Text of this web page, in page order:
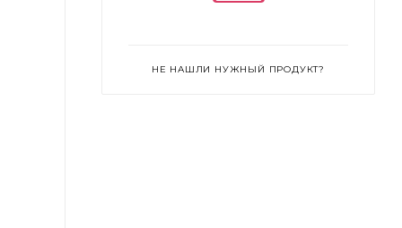
НЕ НАШЛИ НУЖНЫЙ ПРОДУКТ?